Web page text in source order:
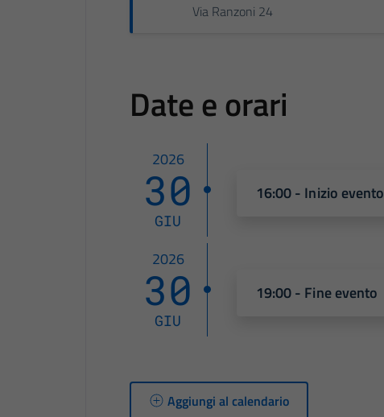
Via Ranzoni 24
Date e orari
2026
30
GIU
16:00 - Inizio evento
2026
30
GIU
19:00 - Fine evento
Aggiungi al calendario